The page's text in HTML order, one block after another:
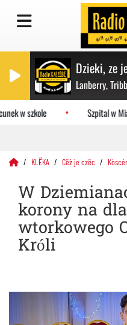
Dzieki, ze
Lanberry,
w szkole Szpital w
KLËKA Cëż je czëc
W
korony na
wtorkowego
Króli